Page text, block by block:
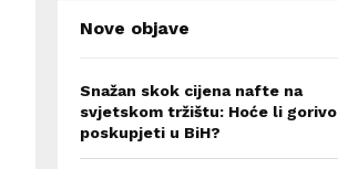
Nove objave
Snažan skok cijena nafte na
svjetskom tržištu: Hoće li gorivo
poskupjeti u BiH?